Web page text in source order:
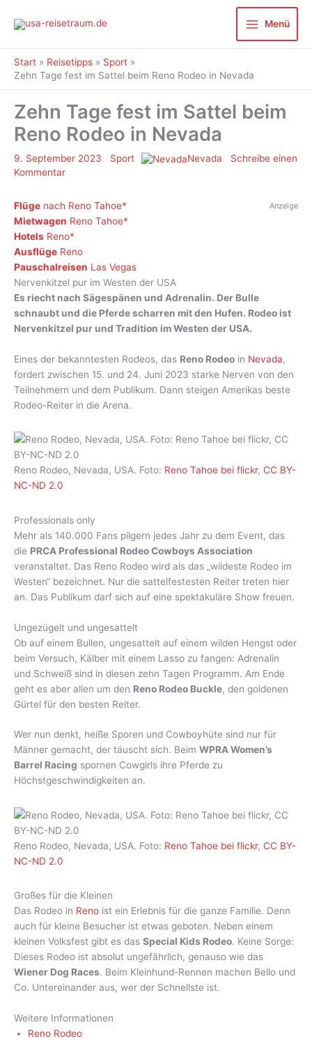
Inhalt
Menü
Start Reisetipps
Sport
Zehn Tage fest im Sattel beim Reno Rodeo in Nevada
Zehn Tage fest im Sattel beim
Reno Rodeo in Nevada
9. September 2023 Sport Nevada
Schreibe einen
Kommentar
Anzeige
Flüge nach Reno Tahoe
Mietwagen Reno Tahoe
Hotels Reno
Ausflüge Reno
Pauschalreisen Las Vegas
Nervenkitzel pur im Westen der USA
Es riecht nach Sägespänen und Adrenalin. Der Bulle
schnaubt und die Pferde scharren mit den Hufen. Rodeo ist
Nervenkitzel pur und Tradition im Westen der USA.
Eines der bekanntesten Rodeos, das Reno Rodeo in Nevada,
fordert zwischen 15. und 24. Juni 2023 starke Nerven von den
Teilnehmern und dem Publikum. Dann steigen Amerikas beste
Rodeo-Reiter in die Arena.
Reno Rodeo, Nevada, USA. Foto: Reno Tahoe bei flickr, CC BY-
NC-ND 2.0
Professionals only
Mehr als 140.000 Fans pilgern jedes Jahr zu dem Event, das
die PRCA Professional Rodeo Cowboys Association
veranstaltet. Das Reno Rodeo wird als das „wildeste Rodeo im
Westen“ bezeichnet. Nur die sattelfestesten Reiter treten hier
an. Das Publikum darf sich auf eine spektakuläre Show freuen.
Ungezügelt und ungesattelt
Ob auf einem Bullen, ungesattelt auf einem wilden Hengst oder
beim Versuch, Kälber mit einem Lasso zu fangen: Adrenalin
und Schweiß sind in diesen zehn Tagen Programm. Am Ende
geht es aber allen um den Reno Rodeo Buckle, den goldenen
Gürtel für den besten Reiter.
Wer nun denkt, heiße Sporen und Cowboyhüte sind nur für
Männer gemacht, der täuscht sich. Beim WPRA Women’s
Barrel Racing spornen Cowgirls ihre Pferde zu
Höchstgeschwindigkeiten an.
Reno Rodeo, Nevada, USA. Foto: Reno Tahoe bei flickr, CC BY-
NC-ND 2.0
Großes für die Kleinen
Das Rodeo in Reno ist ein Erlebnis für die ganze Familie. Denn
auch für kleine Besucher ist etwas geboten. Neben einem
kleinen Volksfest gibt es das Special Kids Rodeo. Keine Sorge:
Dieses Rodeo ist absolut ungefährlich, genauso wie das
Wiener Dog Races. Beim Kleinhund-Rennen machen Bello und
Co. Untereinander aus, wer der Schnellste ist.
Weitere Informationen
Reno Rodeo